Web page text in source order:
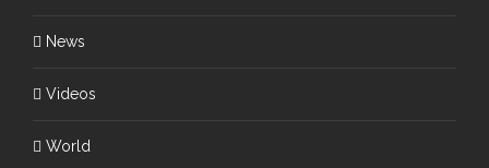
News
Videos
World